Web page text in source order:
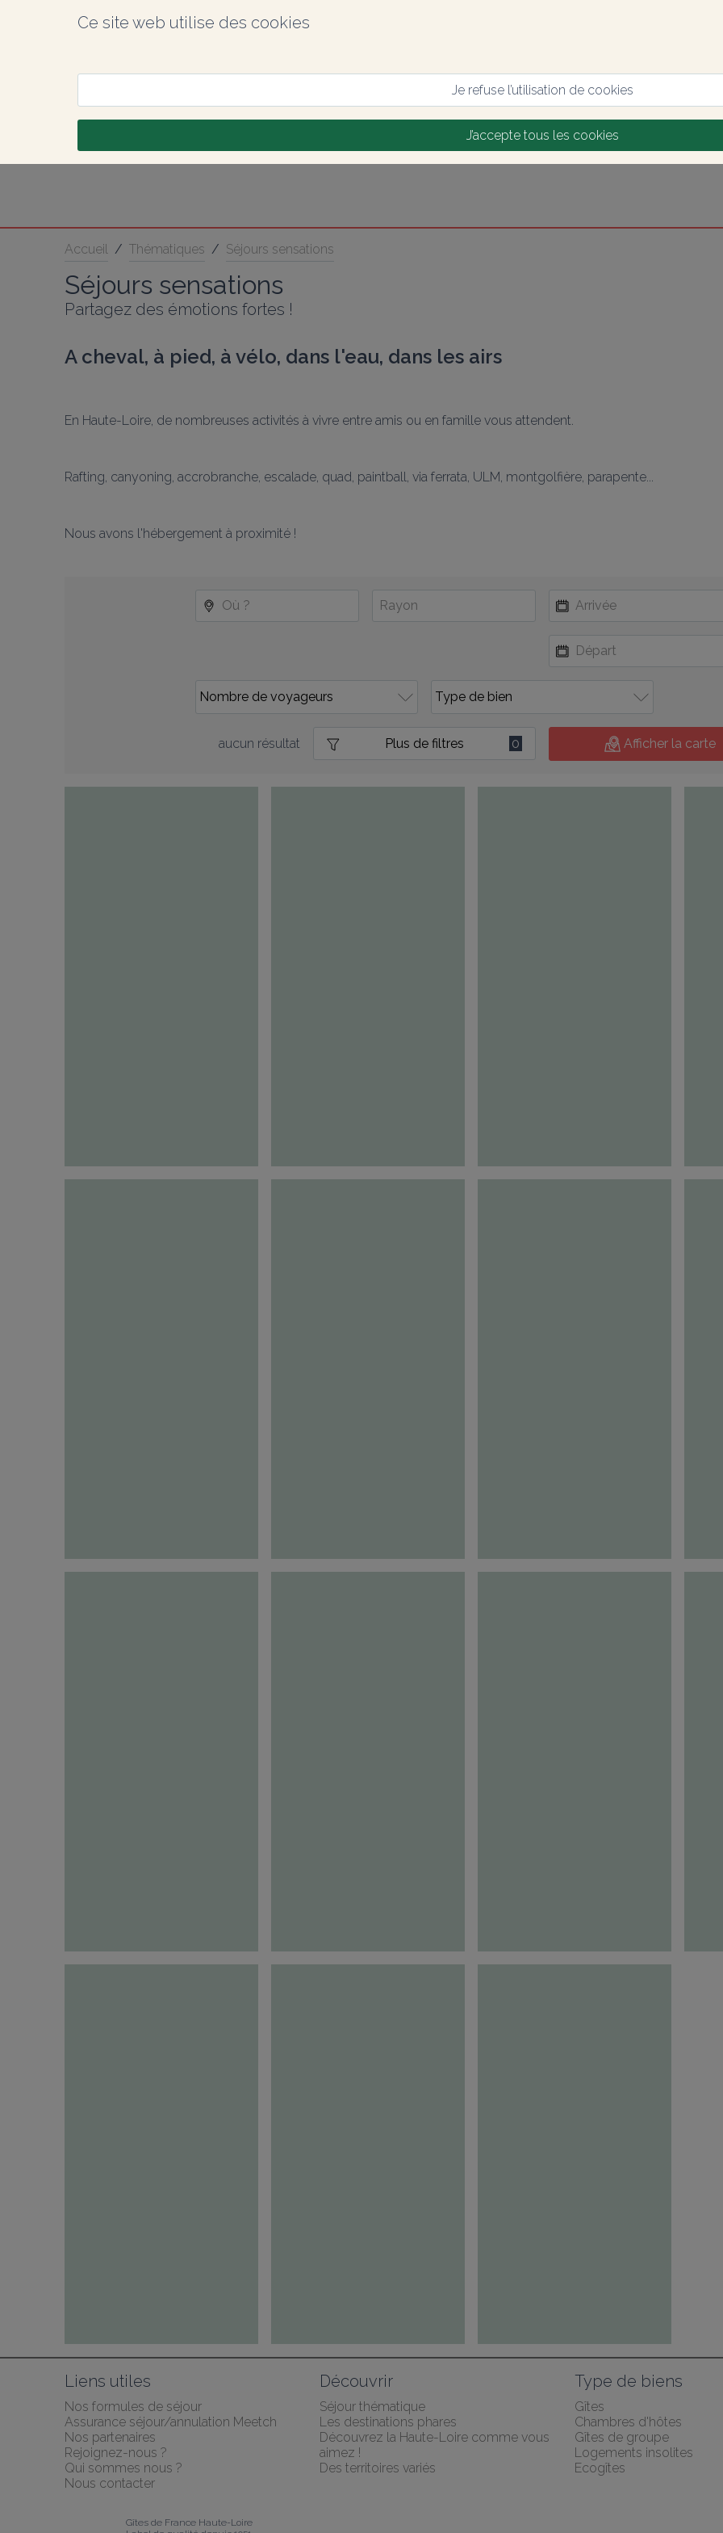
Ce site web utilise des cookies
Je refuse l’utilisation de cookies
J’accepte tous les cookies
Accueil / Thématiques / Séjours sensations
Séjours sensations
Partagez des émotions fortes !
A cheval, à pied, à vélo, dans l'eau, dans les airs
En Haute-Loire, de nombreuses activités à vivre entre amis ou en famille vous attendent.
Rafting, canyoning, accrobranche, escalade, quad, paintball, via ferrata, ULM, montgolfière, parapente...
Nous avons l'hébergement à proximité !
aucun résultat Plus de filtres 0 Afficher la carte
Liens utiles
Nos formules de séjour
Assurance séjour/annulation Meetch
Nos partenaires
Rejoignez-nous ?
Qui sommes nous ?
Nous contacter
Découvrir
Séjour thématique
Les destinations phares
Découvrez la Haute-Loire comme vous
aimez !
Des territoires variés
Type de biens
Gîtes
Chambres d'hôtes
Gîtes de groupe
Logements insolites
Ecogîtes
Gîtes de France Haute-Loire